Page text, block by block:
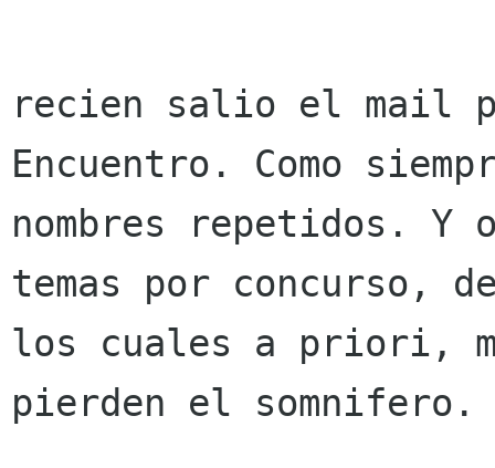
recien salio el mail
Encuentro. Como
nombres repetidos.
temas por concurso,
los cuales a priori,
pierden el somnifero.